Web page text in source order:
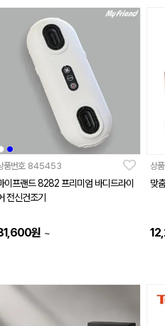
품번호 845453
이프랜드 8282 프리미엄 바디드라이
전신건조기
원 ~
상
맞